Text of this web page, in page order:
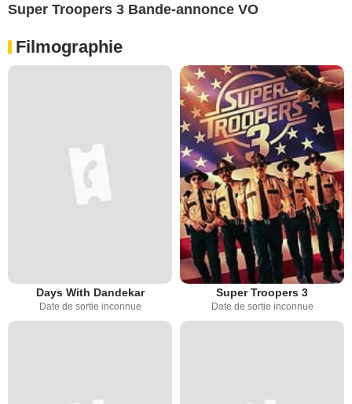
Super Troopers 3 Bande-annonce VO
Filmographie
Days With Dandekar
Date de sortie inconnue
Super Troopers 3
Date de sortie inconnue